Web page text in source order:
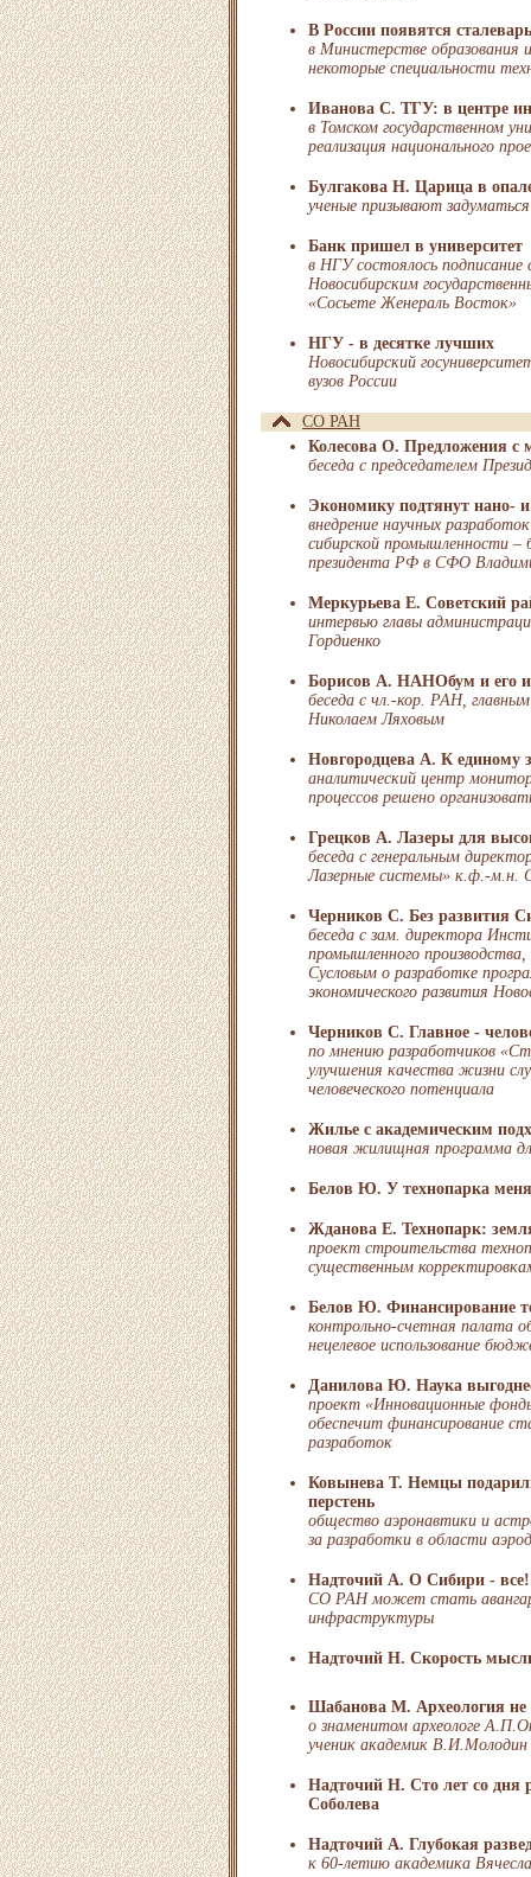
В России появятся
в Министерстве образования
некоторые специальности
Иванова С. ТГУ: в центре
в Томском государственном
реализация национального
Булгакова Н. Царица в
ученые призывают
Банк пришел в университет
в НГУ состоялось
Новосибирским
«Сосьете Женераль Восток»
НГУ - в десятке лучших
Новосибирский
вузов России
СО РАН
Колесова О. Предложения с
беседа с председателем
Экономику подтянут нано- и
внедрение научных
сибирской промышленности –
президента РФ в СФО
Меркурьева Е. Советский
интервью главы
Гордиенко
Борисов А. НАНОбум и его
беседа с чл.-кор. РАН,
Николаем Ляховым
Новгородцева А. К единому
аналитический центр
процессов решено
Грецков А. Лазеры для
беседа с генеральным
Лазерные системы» к.ф.-м.н.
Черников С. Без развития
беседа с зам. директора
промышленного
Сусловым о разработке
экономического развития
Черников С. Главное -
по мнению разработчиков
улучшения качества жизни
человеческого потенциала
Жилье с академическим
новая жилищная программа
Белов Ю. У технопарка
Жданова Е. Технопарк:
проект строительства
существенным
Белов Ю. Финансирование
контрольно-счетная палата
нецелевое использование
Данилова Ю. Наука
проект «Инновационные
обеспечит финансирование
разработок
Ковынева Т. Немцы
перстень
общество аэронавтики и
за разработки в области
Надточий А. О Сибири - все!
СО РАН может стать
инфраструктуры
Надточий Н. Скорость
Шабанова М. Археология не
о знаменитом археологе
ученик академик В.И.Молодин
Надточий Н. Сто лет со дня
Соболева
Надточий А. Глубокая
к 60-летию академика